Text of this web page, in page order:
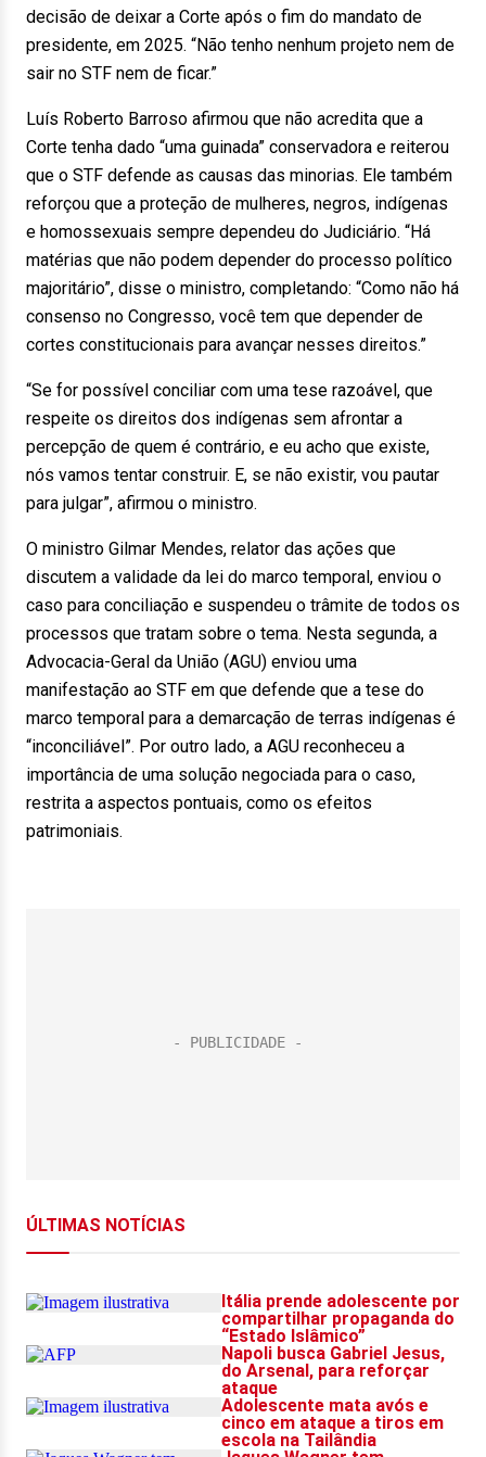
decisão de deixar a Corte após o fim do mandato de
presidente, em 2025. “Não tenho nenhum projeto nem de
sair no STF nem de ficar.”
Luís Roberto Barroso afirmou que não acredita que a
Corte tenha dado “uma guinada” conservadora e reiterou
que o STF defende as causas das minorias. Ele também
reforçou que a proteção de mulheres, negros, indígenas
e homossexuais sempre dependeu do Judiciário. “Há
matérias que não podem depender do processo político
majoritário”, disse o ministro, completando: “Como não há
consenso no Congresso, você tem que depender de
cortes constitucionais para avançar nesses direitos.”
“Se for possível conciliar com uma tese razoável, que
respeite os direitos dos indígenas sem afrontar a
percepção de quem é contrário, e eu acho que existe,
nós vamos tentar construir. E, se não existir, vou pautar
para julgar”, afirmou o ministro.
O ministro Gilmar Mendes, relator das ações que
discutem a validade da lei do marco temporal, enviou o
caso para conciliação e suspendeu o trâmite de todos os
processos que tratam sobre o tema. Nesta segunda, a
Advocacia-Geral da União (AGU) enviou uma
manifestação ao STF em que defende que a tese do
marco temporal para a demarcação de terras indígenas é
“inconciliável”. Por outro lado, a AGU reconheceu a
importância de uma solução negociada para o caso,
restrita a aspectos pontuais, como os efeitos
patrimoniais.